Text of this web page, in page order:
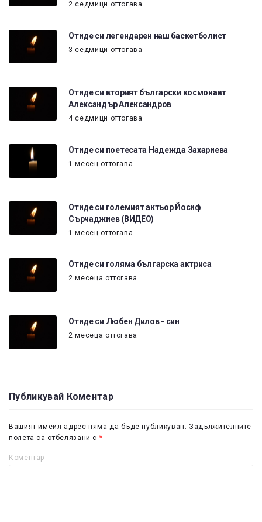
2 седмици оттогава
Отиде си легендарен наш баскетболист
3 седмици оттогава
Отиде си вторият български космонавт
Александър Александров
4 седмици оттогава
Отиде си поетесата Надежда Захариева
1 месец оттогава
Отиде си големият актьор Йосиф
Сърчаджиев (ВИДЕО)
1 месец оттогава
Отиде си голяма българска актриса
2 месеца оттогава
Отиде си Любен Дилов - син
2 месеца оттогава
Публикувай Коментар
Вашият имейл адрес няма да бъде публикуван. Задължителните
полета са отбелязани с *
Коментар